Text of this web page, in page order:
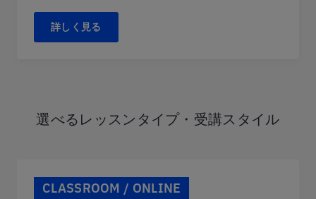
詳しく見る
選べるレッスンタイプ・受講スタイル
CLASSROOM / ONLINE